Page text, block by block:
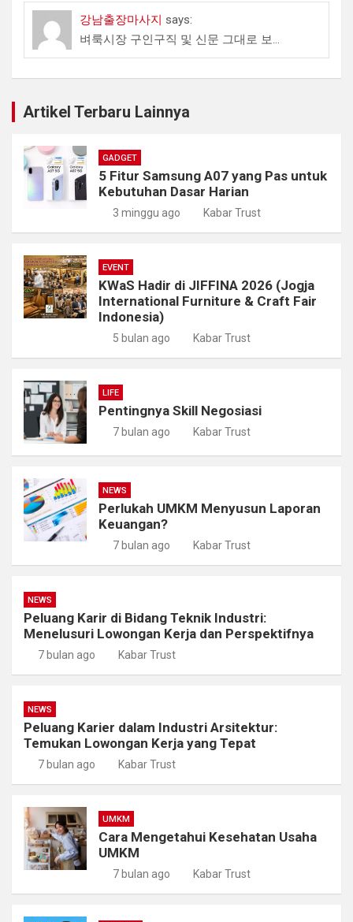
강남출장마사지 says:
벼룩시장 구인구직 및 신문 그대로 보...
Artikel Terbaru Lainnya
GADGET
5 Fitur Samsung A07 yang Pas untuk
Kebutuhan Dasar Harian
3 minggu ago Kabar Trust
EVENT
KWaS Hadir di JIFFINA 2026 (Jogja
International Furniture & Craft Fair
Indonesia)
5 bulan ago Kabar Trust
LIFE
Pentingnya Skill Negosiasi
7 bulan ago Kabar Trust
NEWS
Perlukah UMKM Menyusun Laporan
Keuangan?
7 bulan ago Kabar Trust
NEWS
Peluang Karir di Bidang Teknik Industri:
Menelusuri Lowongan Kerja dan Perspektifnya
7 bulan ago Kabar Trust
NEWS
Peluang Karier dalam Industri Arsitektur:
Temukan Lowongan Kerja yang Tepat
7 bulan ago Kabar Trust
UMKM
Cara Mengetahui Kesehatan Usaha
UMKM
7 bulan ago Kabar Trust